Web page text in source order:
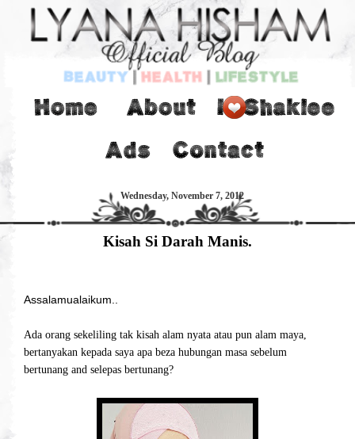
Wednesday, November 7, 2012
Kisah Si Darah Manis.
Assalamualaikum..
Ada orang sekeliling tak kisah alam nyata atau pun alam maya,
bertanyakan kepada saya apa beza hubungan masa sebelum
bertunang and selepas bertunang?